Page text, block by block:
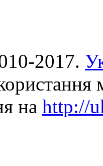
2017.
на http://